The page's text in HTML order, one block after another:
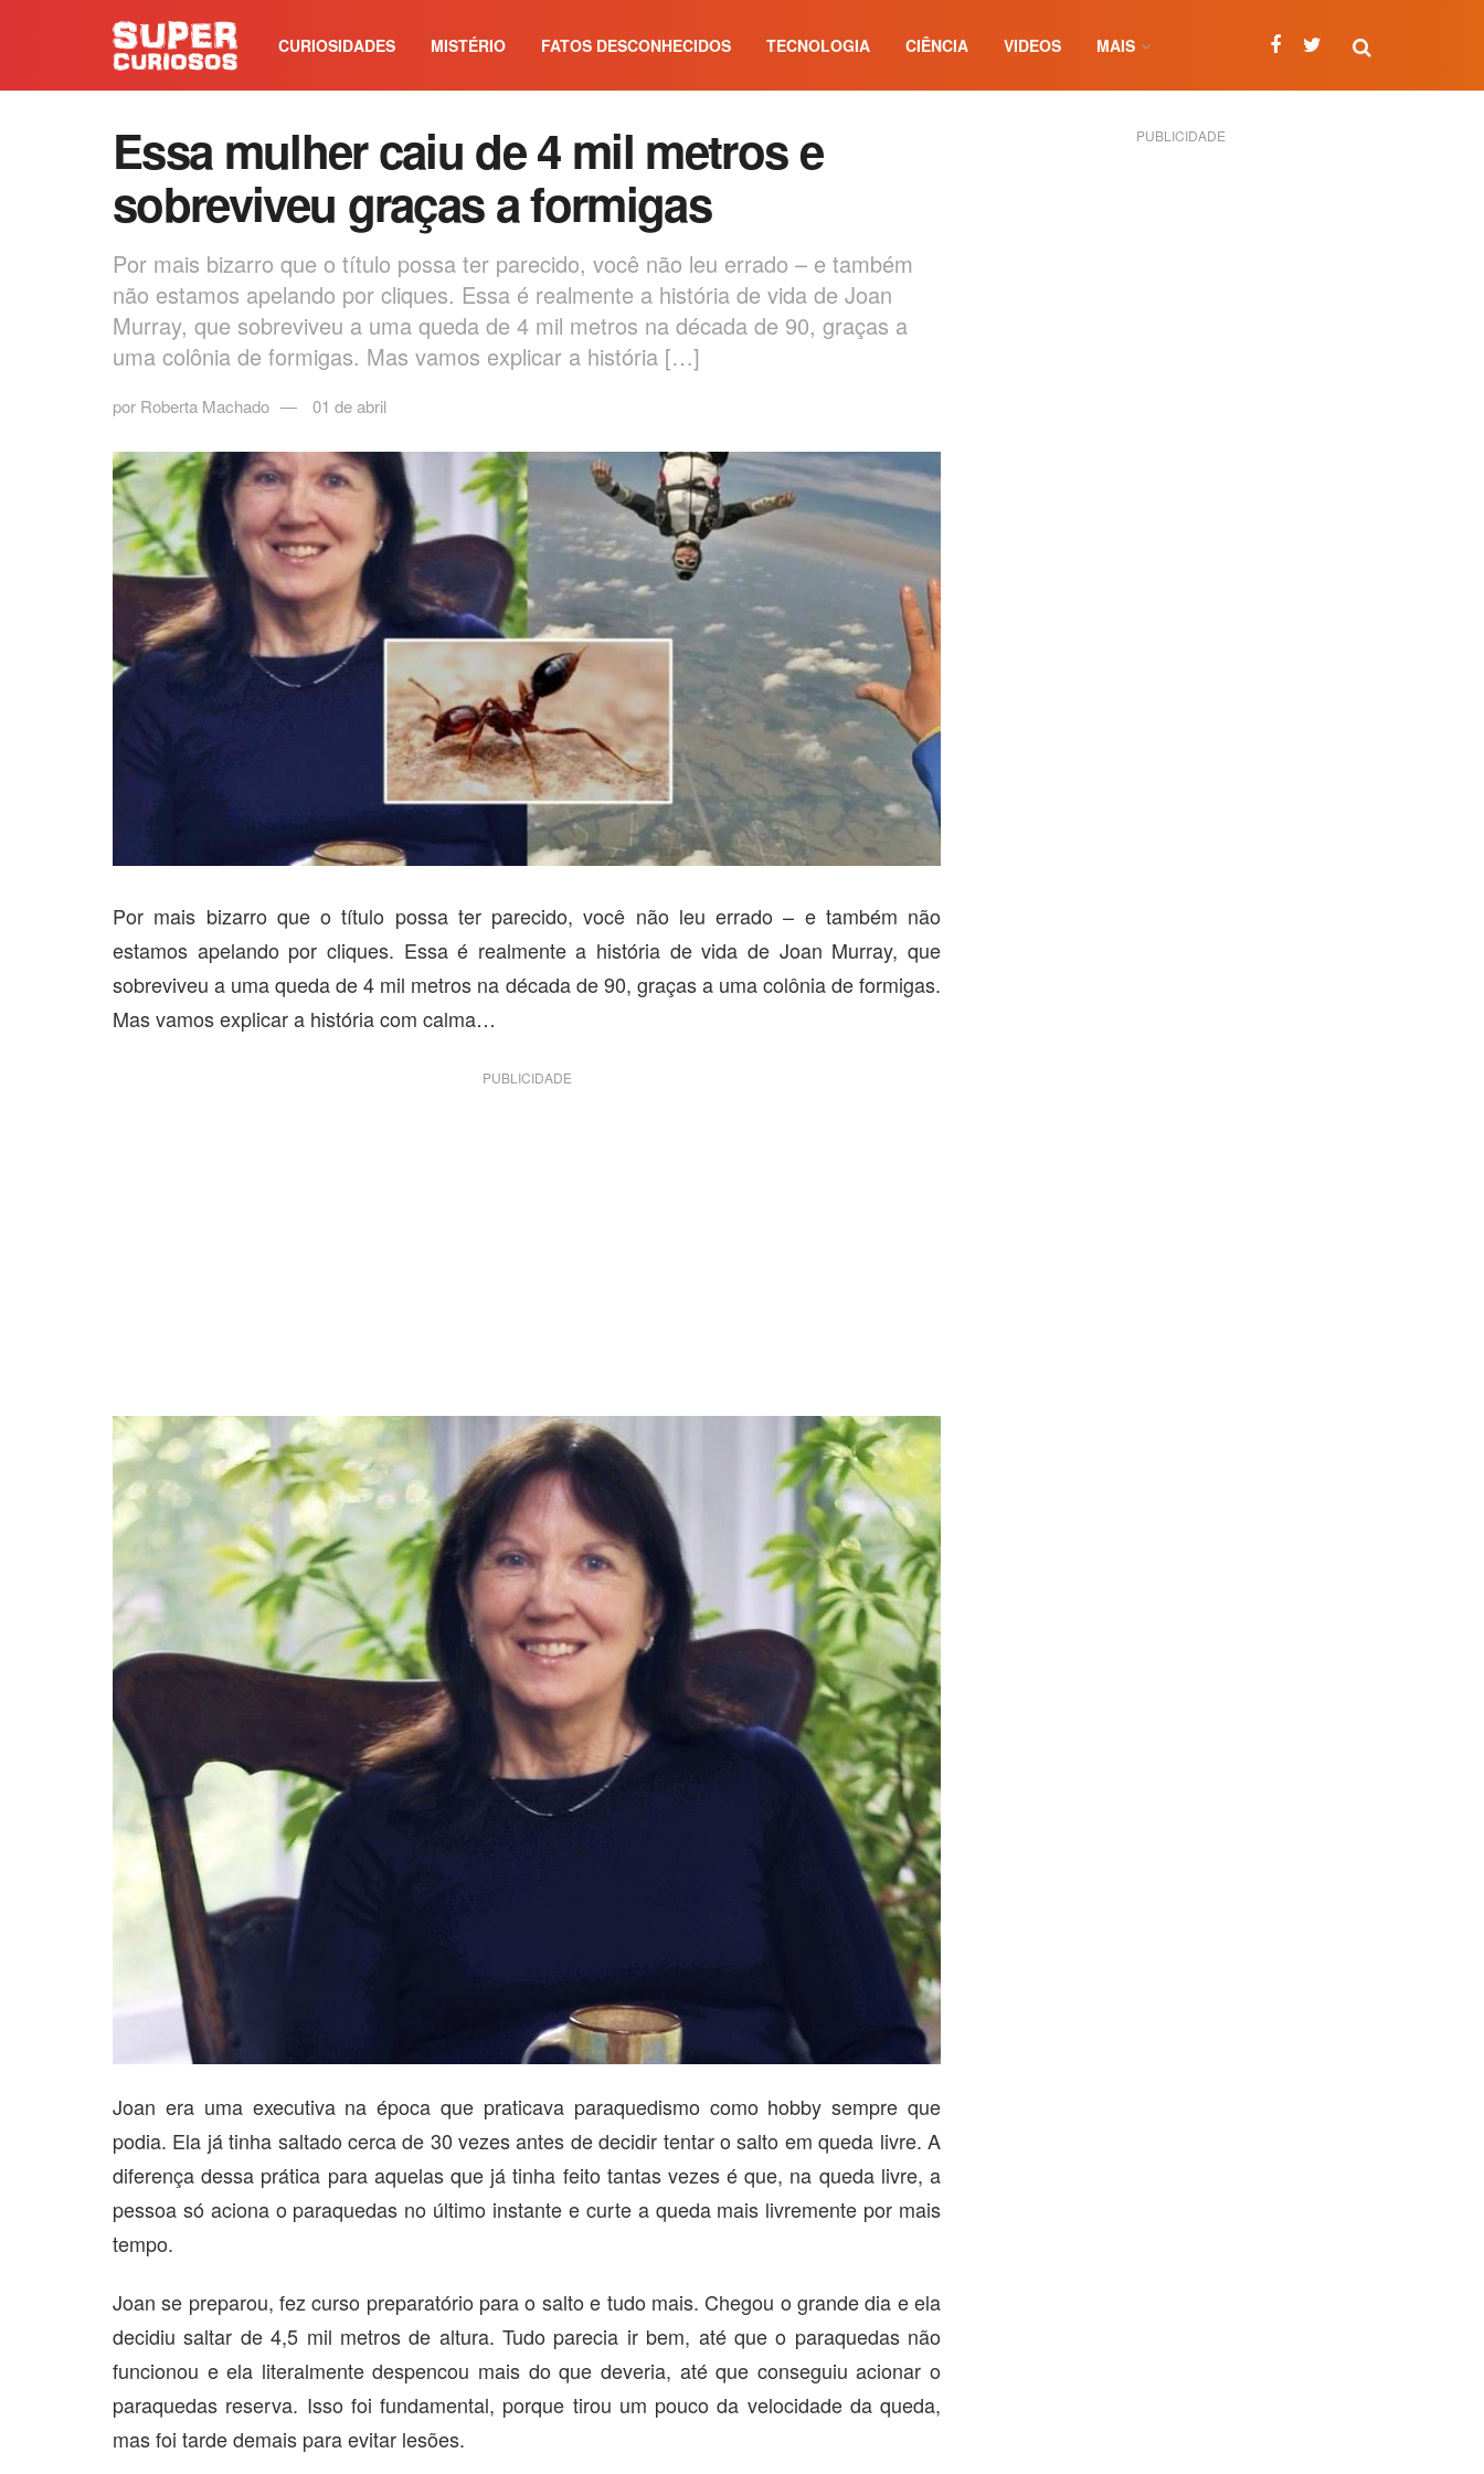
CURIOSIDADES MISTÉRIO FATOS DESCONHECIDOS TECNOLOGIA CIÊNCIA VIDEOS MAIS
Essa mulher caiu de 4 mil metros e
sobreviveu graças a formigas
Por mais bizarro que o título possa ter parecido, você não leu errado – e também
não estamos apelando por cliques. Essa é realmente a história de vida de Joan
Murray, que sobreviveu a uma queda de 4 mil metros na década de 90, graças a
uma colônia de formigas. Mas vamos explicar a história […]
por Roberta Machado 01 de abril
Por mais bizarro que o título possa ter parecido, você não leu errado – e também não
estamos apelando por cliques. Essa é realmente a história de vida de Joan Murray, que
sobreviveu a uma queda de 4 mil metros na década de 90, graças a uma colônia de formigas.
Mas vamos explicar a história com calma…
PUBLICIDADE
Joan era uma executiva na época que praticava paraquedismo como hobby sempre que
podia. Ela já tinha saltado cerca de 30 vezes antes de decidir tentar o salto em queda livre. A
diferença dessa prática para aquelas que já tinha feito tantas vezes é que, na queda livre, a
pessoa só aciona o paraquedas no último instante e curte a queda mais livremente por mais
tempo.
Joan se preparou, fez curso preparatório para o salto e tudo mais. Chegou o grande dia e ela
decidiu saltar de 4,5 mil metros de altura. Tudo parecia ir bem, até que o paraquedas não
funcionou e ela literalmente despencou mais do que deveria, até que conseguiu acionar o
paraquedas reserva. Isso foi fundamental, porque tirou um pouco da velocidade da queda,
mas foi tarde demais para evitar lesões.
PUBLICIDADE